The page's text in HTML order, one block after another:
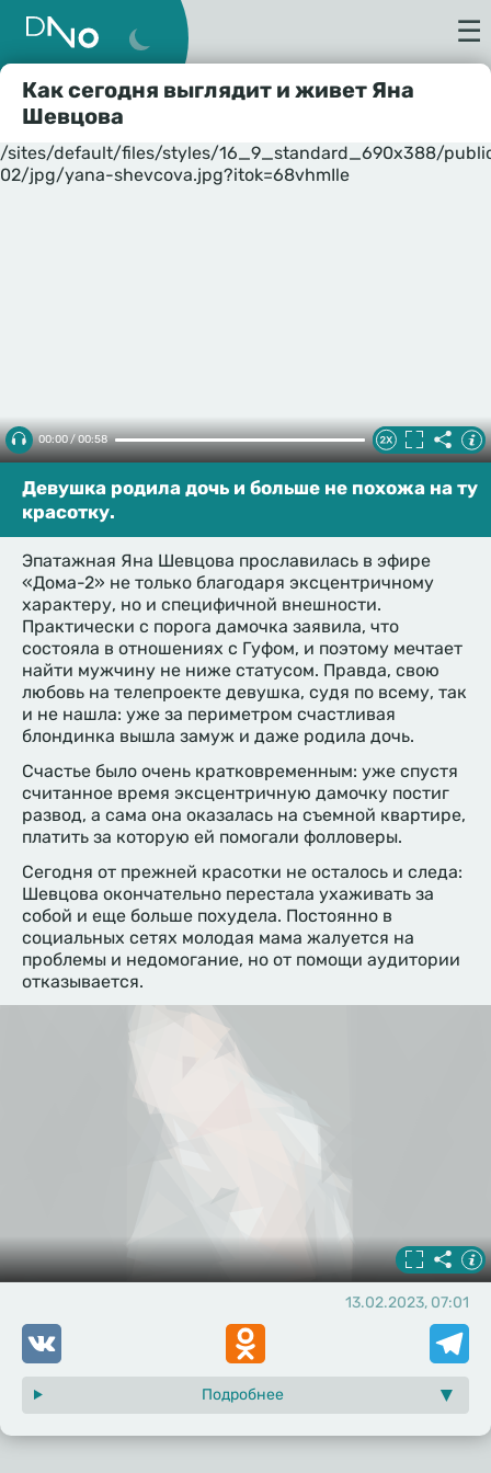
☰
Как сегодня выглядит и живет Яна
Шевцова
/sites/default/files/styles/16_9_standard_690x388/
02/jpg/yana-shevcova.jpg?itok=68vhmIle
00:00 / 00:58
Девушка родила дочь и больше не похожа на ту
красотку.
Эпатажная Яна Шевцова прославилась в эфире
«Дома-2» не только благодаря эксцентричному
характеру, но и специфичной внешности.
Практически с порога дамочка заявила, что
состояла в отношениях с Гуфом, и поэтому мечтает
найти мужчину не ниже статусом. Правда, свою
любовь на телепроекте девушка, судя по всему, так
и не нашла: уже за периметром счастливая
блондинка вышла замуж и даже родила дочь.
Счастье было очень кратковременным: уже спустя
считанное время эксцентричную дамочку постиг
развод, а сама она оказалась на съемной квартире,
платить за которую ей помогали фолловеры.
Сегодня от прежней красотки не осталось и следа:
Шевцова окончательно перестала ухаживать за
собой и еще больше похудела. Постоянно в
социальных сетях молодая мама жалуется на
проблемы и недомогание, но от помощи аудитории
отказывается.
13.02.2023, 07:01
VK Odnoklassniki
Подробнее